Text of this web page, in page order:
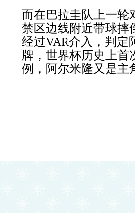
而在巴拉圭队上一轮
禁区边线附近带球摔
经过VAR介入，判定
牌，世界杯历史上首
例，阿尔米隆又是主